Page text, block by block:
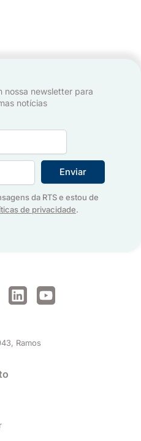
nossa newsletter para
notícias
da RTS e estou de
de privacidade.
L
i
e
Y
o
Ramos